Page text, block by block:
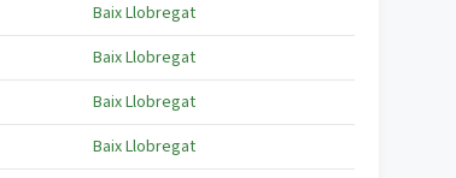
Baix Llobregat
Baix Llobregat
Baix Llobregat
Baix Llobregat